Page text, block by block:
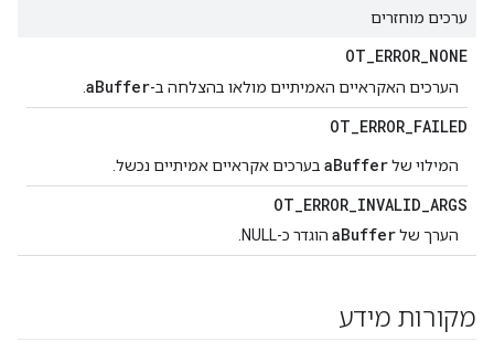
ערכים מוחזרים
OT_ERROR_NONE
הערכים האקראיים האמיתיים מולאו בהצלחה ב-aBuffer
OT_ERROR_FAILED
המילוי שלaBuffer בערכים אקראיים אמיתיים נכשל.
OT_ERROR_INVALID_ARGS
הערך שלaBuffer הוגדר כ-NULL.
מקורות מידע